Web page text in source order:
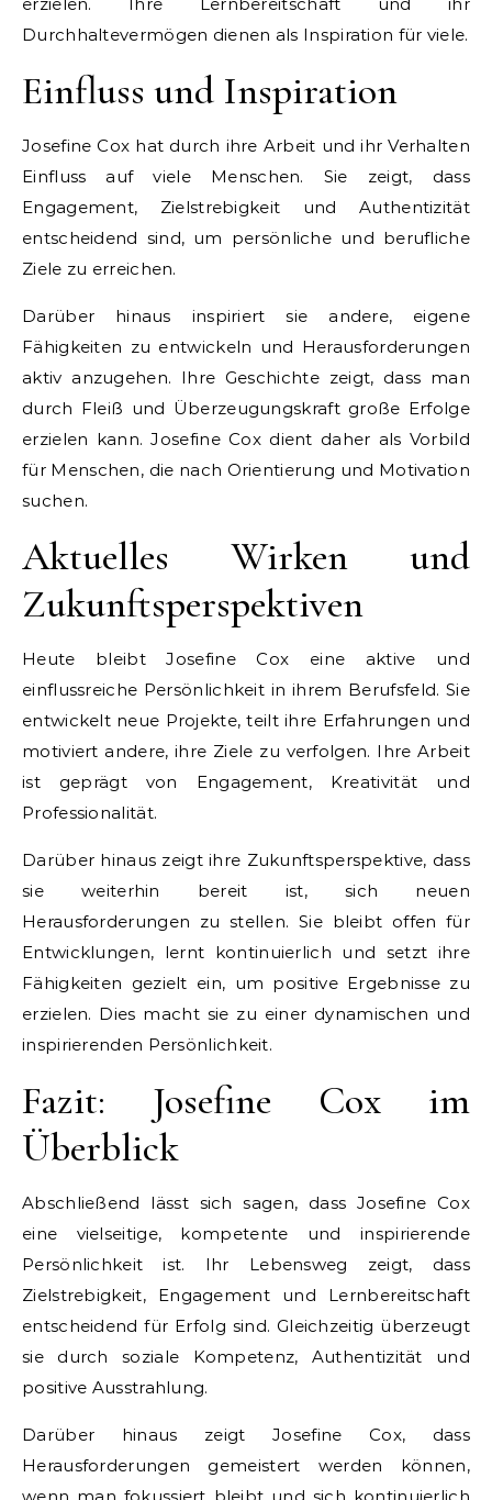
Durchhaltevermögen dienen als Inspiration für viele.
Einfluss und Inspiration
Josefine Cox hat durch ihre Arbeit und ihr Verhalten
Einfluss auf viele Menschen. Sie zeigt, dass
Engagement, Zielstrebigkeit und Authentizität
entscheidend sind, um persönliche und berufliche
Ziele zu erreichen.
Darüber hinaus inspiriert sie andere, eigene
Fähigkeiten zu entwickeln und Herausforderungen
aktiv anzugehen. Ihre Geschichte zeigt, dass man
durch Fleiß und Überzeugungskraft große Erfolge
erzielen kann. Josefine Cox dient daher als Vorbild
für Menschen, die nach Orientierung und Motivation
suchen.
Aktuelles Wirken und
Zukunftsperspektiven
Heute bleibt Josefine Cox eine aktive und
einflussreiche Persönlichkeit in ihrem Berufsfeld. Sie
entwickelt neue Projekte, teilt ihre Erfahrungen und
motiviert andere, ihre Ziele zu verfolgen. Ihre Arbeit
ist geprägt von Engagement, Kreativität und
Professionalität.
Darüber hinaus zeigt ihre Zukunftsperspektive, dass
sie weiterhin bereit ist, sich neuen
Herausforderungen zu stellen. Sie bleibt offen für
Entwicklungen, lernt kontinuierlich und setzt ihre
Fähigkeiten gezielt ein, um positive Ergebnisse zu
erzielen. Dies macht sie zu einer dynamischen und
inspirierenden Persönlichkeit.
Fazit: Josefine Cox im
Überblick
Abschließend lässt sich sagen, dass Josefine Cox
eine vielseitige, kompetente und inspirierende
Persönlichkeit ist. Ihr Lebensweg zeigt, dass
Zielstrebigkeit, Engagement und Lernbereitschaft
entscheidend für Erfolg sind. Gleichzeitig überzeugt
sie durch soziale Kompetenz, Authentizität und
positive Ausstrahlung.
Darüber hinaus zeigt Josefine Cox, dass
Herausforderungen gemeistert werden können,